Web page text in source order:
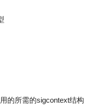
的所需的sigcontext结构